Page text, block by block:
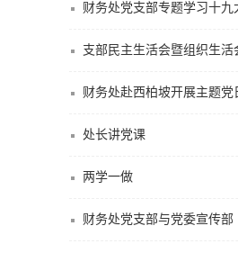
财务处党支部专题学习十九
支部民主生活会暨组织生活
财务处赴西柏坡开展主题党
处长讲党课
两学一做
财务处党支部与党委宣传